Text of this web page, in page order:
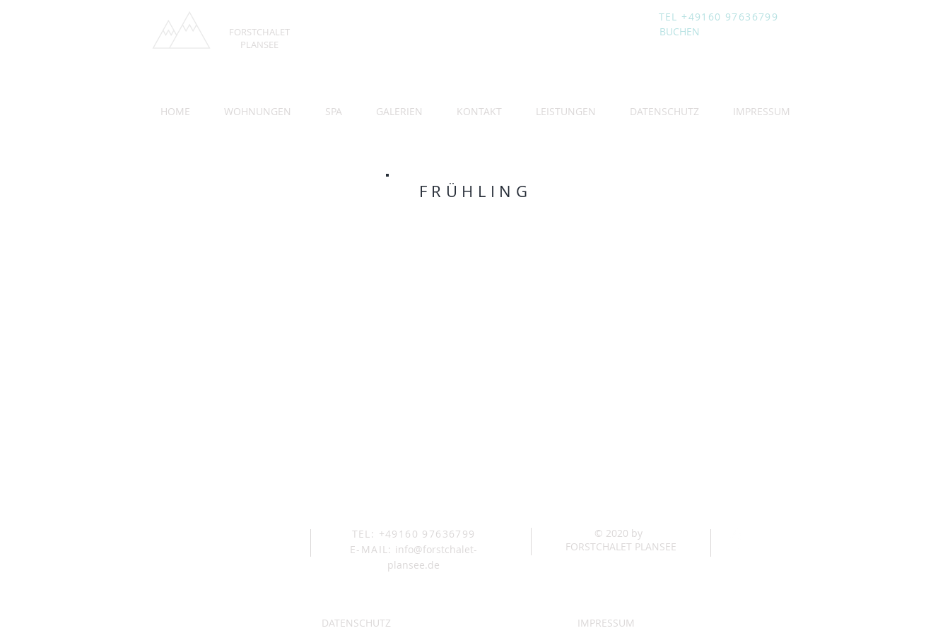
FORSTCHALET
PLANSEE
TEL +49160 97636799
BUCHEN
HOME WOHNUNGEN SPA GALERIEN KONTAKT LEISTUNGEN DATENSCHUTZ IMPRESSUM
FRÜHLING
TEL: +49160 97636799
E-MAIL: info@forstchalet-
plansee.de
© 2020 by
FORSTCHALET PLANSEE
DATENSCHUTZ IMPRESSUM